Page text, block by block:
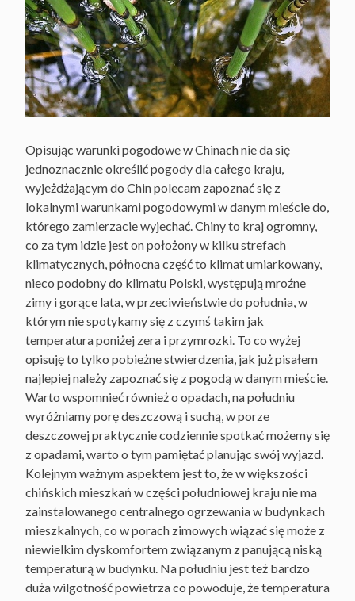
Opisując warunki pogodowe w Chinach nie da się
jednoznacznie określić pogody dla całego kraju,
wyjeżdżającym do Chin polecam zapoznać się z
lokalnymi warunkami pogodowymi w danym mieście do,
którego zamierzacie wyjechać. Chiny to kraj ogromny,
co za tym idzie jest on położony w kilku strefach
klimatycznych, północna część to klimat umiarkowany,
nieco podobny do klimatu Polski, występują mroźne
zimy i gorące lata, w przeciwieństwie do południa, w
którym nie spotykamy się z czymś takim jak
temperatura poniżej zera i przymrozki. To co wyżej
opisuję to tylko pobieżne stwierdzenia, jak już pisałem
najlepiej należy zapoznać się z pogodą w danym mieście.
Warto wspomnieć również o opadach, na południu
wyróżniamy porę deszczową i suchą, w porze
deszczowej praktycznie codziennie spotkać możemy się
z opadami, warto o tym pamiętać planując swój wyjazd.
Kolejnym ważnym aspektem jest to, że w większości
chińskich mieszkań w części południowej kraju nie ma
zainstalowanego centralnego ogrzewania w budynkach
mieszkalnych, co w porach zimowych wiązać się może z
niewielkim dyskomfortem związanym z panującą niską
temperaturą w budynku. Na południu jest też bardzo
duża wilgotność powietrza co powoduje, że temperatura